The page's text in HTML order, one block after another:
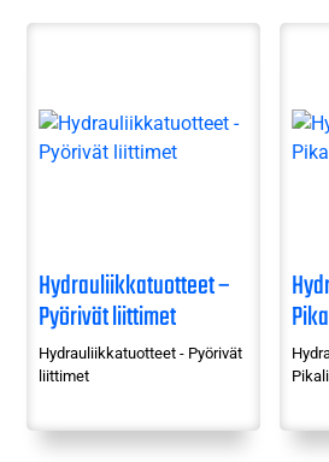
Hydrauliikkatuotteet –
Pyörivät liittimet
Hydrauliikkatuotteet - Pyörivät
liittimet